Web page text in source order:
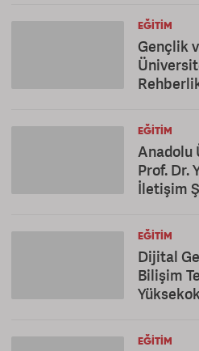
EĞITIM
Gençlik
EĞITIM
Anadolu
Prof. Dr.
İletişim
EĞITIM
Dijital
Bilişim
EĞITIM